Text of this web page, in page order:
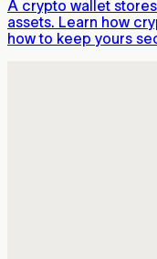
A crypto wallet
assets. Learn how
how to keep yours